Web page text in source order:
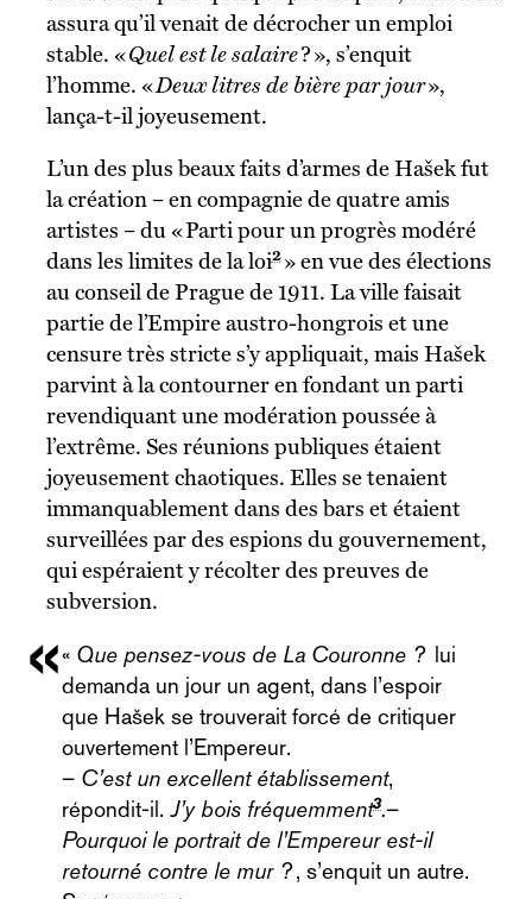
assura qu’il venait de décrocher un emploi
stable. «Quel est le salaire? », s’enquit
l’homme. «Deux litres de bière par jour»,
lança-t-il joyeusement.
L’un des plus beaux faits d’armes de Hašek fut
la création – en compagnie de quatre amis
artistes – du « Parti pour un progrès modéré
dans les limites de la loi2» en vue des élections
au conseil de Prague de 1911. La ville faisait
partie de l’Empire austro-hongrois et une
censure très stricte s’y appliquait, mais Hašek
parvint à la contourner en fondant un parti
revendiquant une modération poussée à
l’extrême. Ses réunions publiques étaient
joyeusement chaotiques. Elles se tenaient
immanquablement dans des bars et étaient
surveillées par des espions du gouvernement,
qui espéraient y récolter des preuves de
subversion.
« Que pensez-vous de La Couronne ?lui
demanda un jour un agent, dans l’espoir
que Hašek se trouverait forcé de critiquer
ouvertement l’Empereur.
– C’est un excellent établissement,
répondit-il.J’y bois fréquemment3.–
Pourquoi le portrait de l’Empereur est-il
retourné contre le mur ?, s’enquit un autre.